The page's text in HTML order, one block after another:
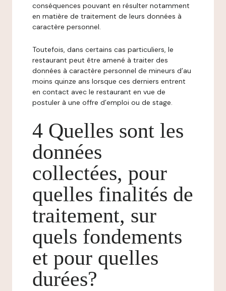
conséquences pouvant en résulter notamment
en matière de traitement de leurs données à
caractère personnel.
Toutefois, dans certains cas particuliers, le
restaurant peut être amené à traiter des
données à caractère personnel de mineurs d’au
moins quinze ans lorsque ces derniers entrent
en contact avec le restaurant en vue de
postuler à une offre d’emploi ou de stage.
4 Quelles sont les
données
collectées, pour
quelles finalités de
traitement, sur
quels fondements
et pour quelles
durées?